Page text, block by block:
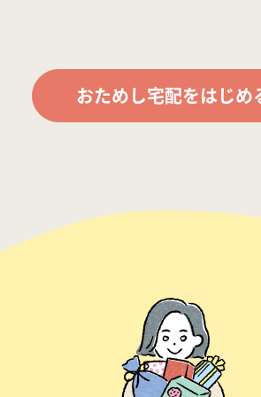
おためし宅配をはじめ